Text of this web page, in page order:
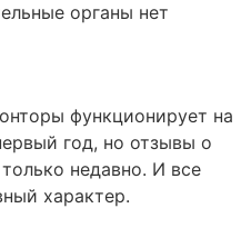
органы нет
функционирует на
год, но отзывы о
недавно. И все
характер.